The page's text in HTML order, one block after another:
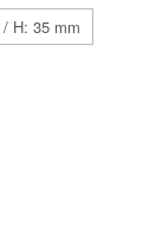
H: 35 mm